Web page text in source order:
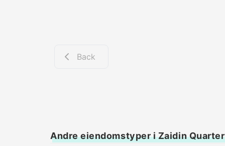
Back
Andre eiendomstyper i Zaidin Quarter